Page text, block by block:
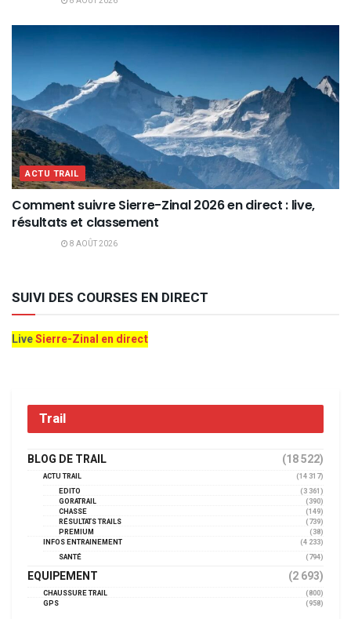
ACTU TRAIL
Comment suivre Sierre-Zinal 2026 en direct : live,
résultats et classement
8 AOÛT 2026
SUIVI DES COURSES EN DIRECT
LiveSierre-Zinal en direct
Trail
BLOG DE TRAIL (18 522)
ACTU TRAIL
(14 317)
EDITO
(3 361)
GORATRAIL
(390)
CHASSE
(149)
RÉSULTATS TRAILS
(739)
PREMIUM
(38)
INFOS ENTRAINEMENT
(4 233)
SANTÉ
(794)
EQUIPEMENT (2 693)
CHAUSSURE TRAIL
(800)
GPS
(958)